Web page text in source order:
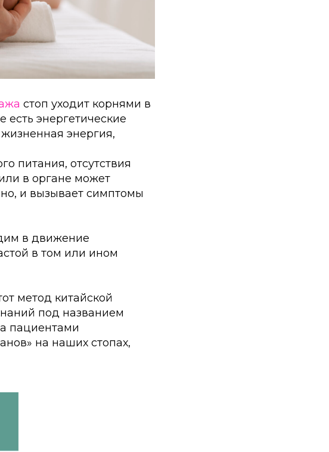
стоп уходит корнями в
энергетические
энергия,
питания, отсутствия
в органе может
и вызывает симптомы
в движение
в том или ином
метод китайской
под названием
пациентами
на наших стопах,